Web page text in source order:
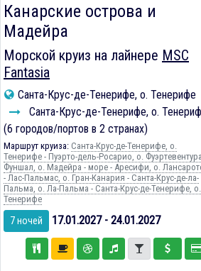
Канарские острова и
Мадейра
Морской круиз на лайнере MSC
Fantasia
Санта-Крус-де-Тенерифе, о. Тенерифе
Санта-Крус-де-Тенерифе, о.
(6 городов/портов в 2 странах)
Маршрут круиза: Санта-Крус-де-Тенерифе, о.
Тенерифе - Пуэрто-дель-Росарио, о.
Фуншал, о. Мадейра - море - Аресифи, о.
- Лас-Пальмас, о. Гран-Канария - Санта-Крус-де-ла-
Пальма, о. Ла-Пальма - Санта-Крус-де-Тенерифе, о.
Тенерифе
7 ночей 17.01.2027 - 24.01.2027